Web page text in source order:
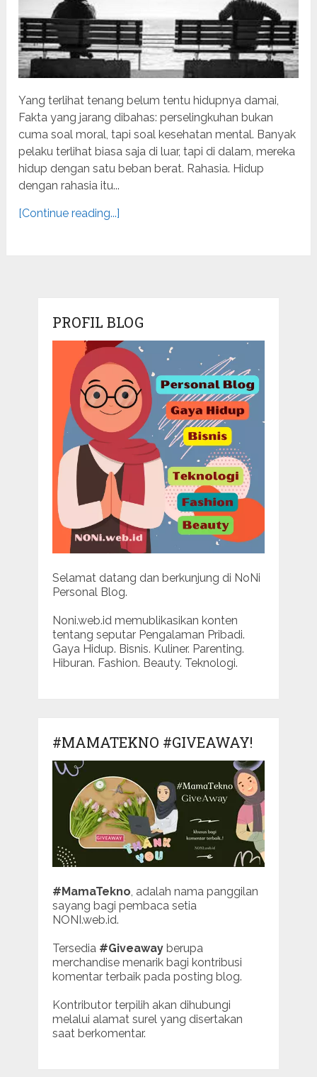
Yang terlihat tenang belum tentu hidupnya damai,
Fakta yang jarang dibahas: perselingkuhan bukan
cuma soal moral, tapi soal kesehatan mental. Banyak
pelaku terlihat biasa saja di luar, tapi di dalam, mereka
hidup dengan satu beban berat. Rahasia. Hidup
dengan rahasia itu...
[Continue reading...]
PROFIL BLOG
Selamat datang dan berkunjung di NoNi
Personal Blog.
Noni.web.id memublikasikan konten
tentang seputar Pengalaman Pribadi.
Gaya Hidup. Bisnis. Kuliner. Parenting.
Hiburan. Fashion. Beauty. Teknologi.
#MAMATEKNO #GIVEAWAY!
#MamaTekno, adalah nama panggilan
sayang bagi pembaca setia
NONI.web.id.
Tersedia #Giveawayberupa
merchandise menarik bagi kontribusi
komentar terbaik pada posting blog.
Kontributor terpilih akan dihubungi
melalui alamat surel yang disertakan
saat berkomentar.